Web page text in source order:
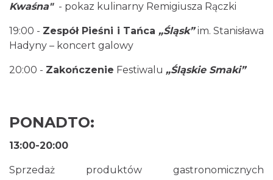
Kwaśna" - pokaz kulinarny Remigiusza Rączki
19:00 - Zespół Pieśni i Tańca „Śląsk”im. Stanisława
Hadyny – koncert galowy
20:00 - Zakończenie Festiwalu „Śląskie Smaki”
PONADTO:
13:00-20:00
Sprzedaż produktów gastronomicznych